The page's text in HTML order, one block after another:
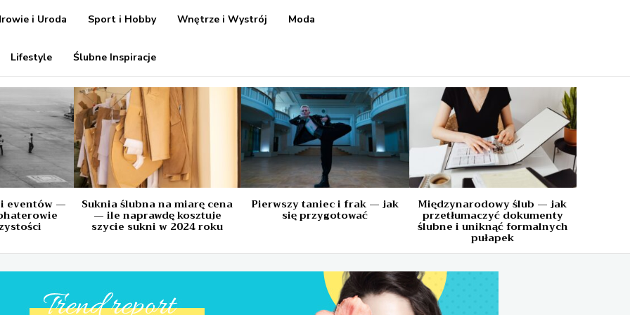
i Uroda Sport i Hobby Wnętrze i Wystrój Moda
Lifestyle Ślubne Inspiracje
eventów — Suknia ślubna na miarę cena
— ile naprawdę kosztuje
szycie sukni w 2024 roku
Pierwszy taniec i frak — jak
się przygotować
Międzynarodowy ślub — jak
przetłumaczyć dokumenty
ślubne i uniknąć formalnych
pułapek